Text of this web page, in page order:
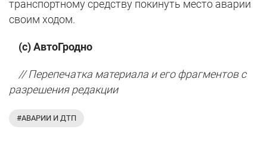
транспортному средству покинуть место аварии
своим ходом.
(с) АвтоГродно
// Перепечатка материала и его фрагментов с
разрешения редакции
#АВАРИИ И ДТП